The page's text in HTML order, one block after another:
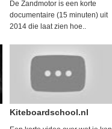
De Zandmotor is een korte
documentaire (15 minuten) uit
2014 die laat zien hoe..
Kiteboardschool.nl